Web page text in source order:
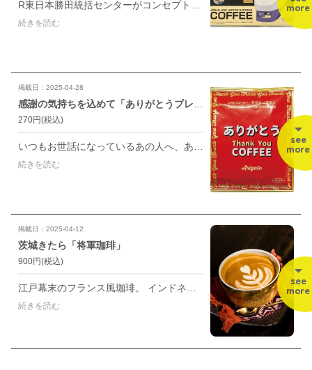
R東日本勝田統括センターがコンセプトを考案し、サザコーヒーが作ったオリジナルのコーヒーセット 「ひたち ときわ」「E657系リバイバルカラー」のデザインやそれぞれの車両をイメージした味わいのコーヒーを楽しめる6枚入です。
続きを読む
more
掲載日：2025-04-28
感謝の気持ちを込めて「ありがとうブレンド」
270円(税込)
いつもお世話になっているあの人へ、ありがとうの気持ちを込めてコーヒーを贈りませんか。 香りが高く、甘くてまろやかな味わい。 「ありがとう」の想いをこめて贈りたい、そんな気持ちが伝わるブレンドコーヒー。
続きを読む
see
more
掲載日：2025-04-12
茨城きたら「将軍珈琲」
900円(税込)
江戸幕末のフランス風珈琲。 インドネシア産深煎りとエチオピアモカをブレンド。 徳川慶喜公が欧米公使をもてなした珈琲を文献を基に再現。 ベルベットのようなワイン 濃厚できめ細やかな甘さは最後まで続きます。 たっぷりのミルクとの相性も抜群
続きを読む
see
more